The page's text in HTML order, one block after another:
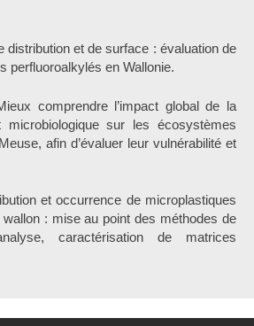
distribution et de surface : évaluation de
perfluoroalkylés en Wallonie.
comprendre l’impact global de la
microbiologique sur les écosystèmes
afin d’évaluer leur vulnérabilité et
et occurrence de microplastiques
wallon : mise au point des méthodes de
caractérisation de matrices